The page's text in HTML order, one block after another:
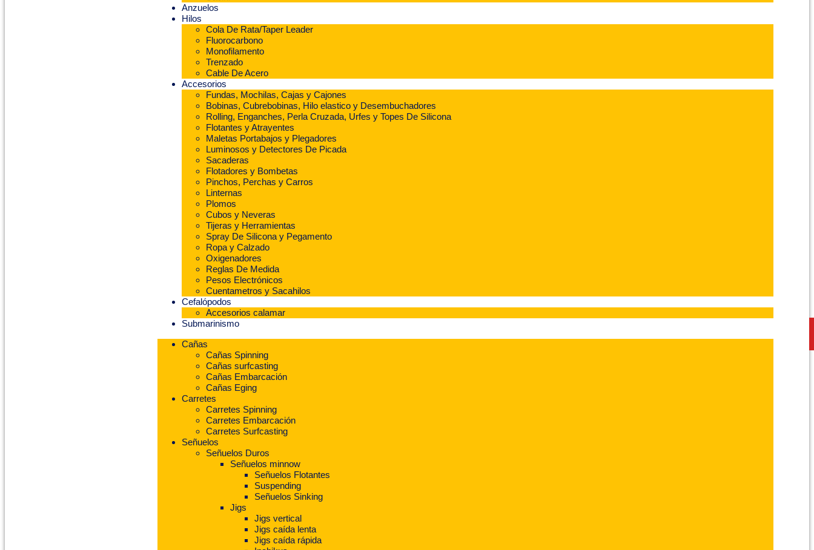
Anzuelos
Hilos
Cola De Rata/Taper Leader
Fluorocarbono
Monofilamento
Trenzado
Cable De Acero
Accesorios
Fundas, Mochilas, Cajas y Cajones
Bobinas, Cubrebobinas, Hilo elastico y Desembuchadores
Rolling, Enganches, Perla Cruzada, Urfes y Topes De Silicona
Flotantes y Atrayentes
Maletas Portabajos y Plegadores
Luminosos y Detectores De Picada
Sacaderas
Flotadores y Bombetas
Pinchos, Perchas y Carros
Linternas
Plomos
Cubos y Neveras
Tijeras y Herramientas
Spray De Silicona y Pegamento
Ropa y Calzado
Oxigenadores
Reglas De Medida
Pesos Electrónicos
Cuentametros y Sacahilos
Cefalópodos
Accesorios calamar
Submarinismo
Cañas
Cañas Spinning
Cañas surfcasting
Cañas Embarcación
Cañas Eging
Carretes
Carretes Spinning
Carretes Embarcación
Carretes Surfcasting
Señuelos
Señuelos Duros
Señuelos minnow
Señuelos Flotantes
Suspending
Señuelos Sinking
Jigs
Jigs vertical
Jigs caída lenta
Jigs caída rápida